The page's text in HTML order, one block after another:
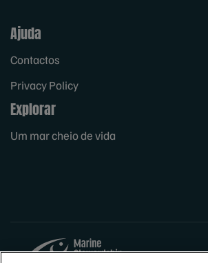
Ajuda
Contactos
Privacy Policy
Explorar
Um mar cheio de vida